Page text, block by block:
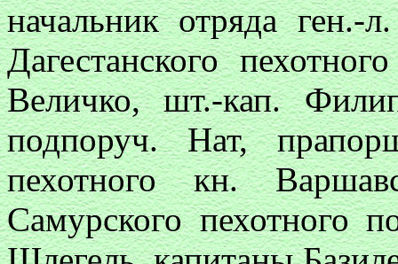
начальник отряда ген.-
Дагестанского
Величко, шт.-кап.
подпоруч. Нат,
пехотного кн.
Самурского пехотного